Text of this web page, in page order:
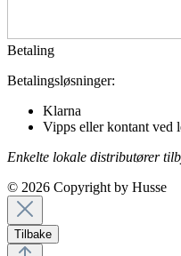
Betaling
Betalingsløsninger:
Klarna
Vipps eller kontant ved
Enkelte lokale distributører
© 2026 Copyright by Husse
Tilbake